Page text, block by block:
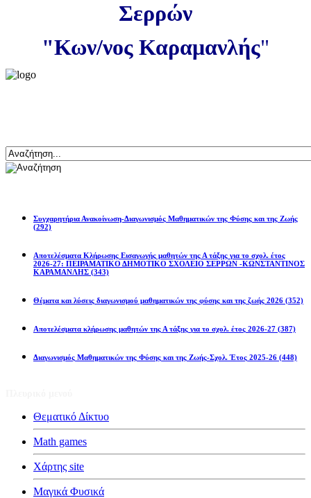
Σερρών
"Κων/νος Καραμανλής"
Συγχαρητήρια Ανακοίνωση-Διαγωνισμός Μαθηματικών της Φύσης και της Ζωής
(292)
Αποτελέσματα Κλήρωσης Εισαγωγής μαθητών της Α τάξης για το σχολ. έτος
2026-27: ΠΕΙΡΑΜΑΤΙΚΟ ΔΗΜΟΤΙΚΟ ΣΧΟΛΕΙΟ ΣΕΡΡΩΝ -ΚΩΝΣΤΑΝΤΙΝΟΣ
ΚΑΡΑΜΑΝΛΗΣ (343)
Θέματα και λύσεις διαγωνισμού μαθηματικών της φύσης και της ζωής 2026 (352)
Αποτελέσματα κλήρωσης μαθητών της Α τάξης για το σχολ. έτος 2026-27 (387)
Διαγωνισμός Μαθηματικών της Φύσης και της Ζωής-Σχολ. Έτος 2025-26 (448)
Θεματικό Δίκτυο
Math games
Χάρτης site
Μαγικά Φυσικά